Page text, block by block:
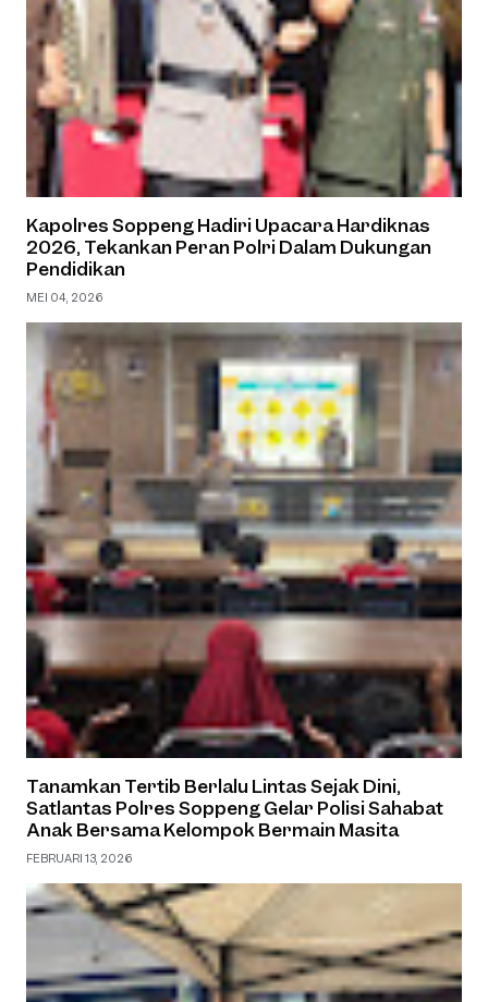
Kapolres Soppeng Hadiri Upacara Hardiknas
2026, Tekankan Peran Polri Dalam Dukungan
Pendidikan
MEI 04, 2026
Tanamkan Tertib Berlalu Lintas Sejak Dini,
Satlantas Polres Soppeng Gelar Polisi Sahabat
Anak Bersama Kelompok Bermain Masita
FEBRUARI 13, 2026